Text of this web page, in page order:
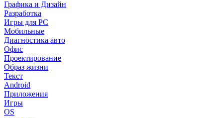
Графика и Дизайн
Разработка
Игры для PC
Мобильные
Диагностика авто
Офис
Проектирование
Образ жизни
Текст
Android
Приложения
Игры
OS